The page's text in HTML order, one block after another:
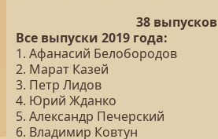
38 выпусков
Все выпуски 2019 года:
1. Афанасий Белобородов
2. Марат Казей
3. Петр Лидов
4. Юрий Жданко
5. Александр Печерский
6. Владимир Ковтун